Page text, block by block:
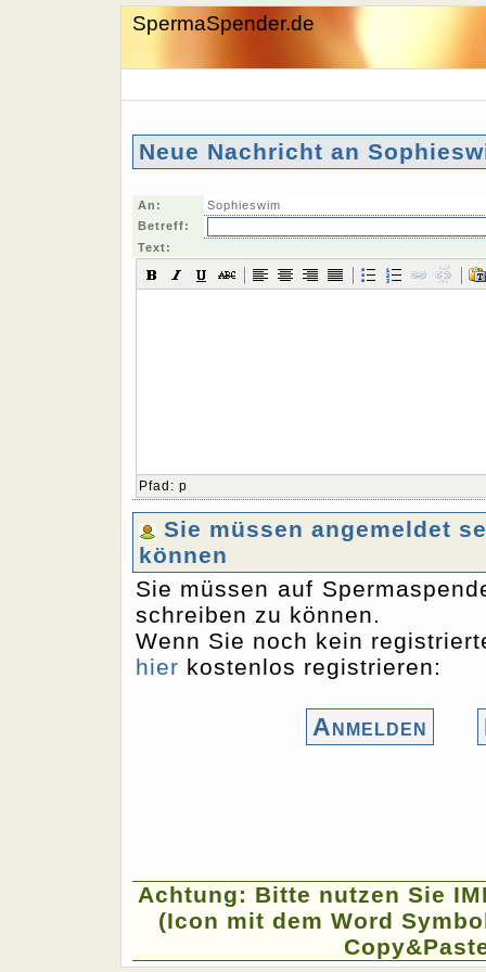
SpermaSpender.de
Neue Nachricht an
An:
Sophieswim
Betreff:
Text:
Pfad : p
Sie müssen angemeldet
können
Sie müssen auf
schreiben zu können.
Wenn Sie noch kein
hier kostenlos registrieren:
Anmelden
Achtung: Bitte nutzen Sie
(Icon mit dem Word